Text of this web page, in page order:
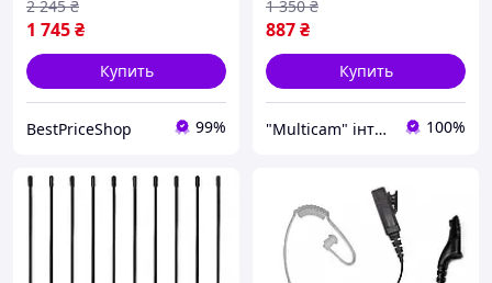
1 745₴
2 245 ₴
Купить
BestPriceShop 99%
887₴
1 350 ₴
Купить
"Multicam" інтернет магазин 100%